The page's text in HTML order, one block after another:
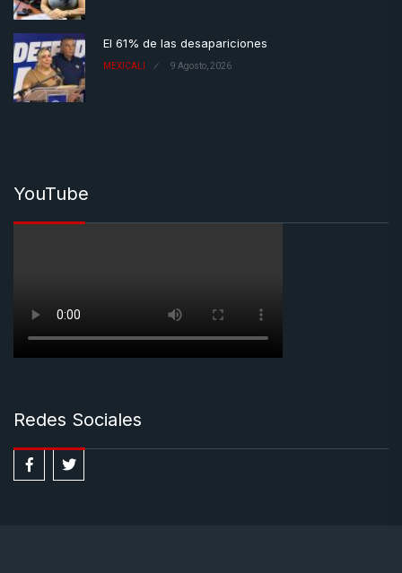
El 61% de las desapariciones
MEXICALI 9 Agosto, 2026
YouTube
Redes Sociales